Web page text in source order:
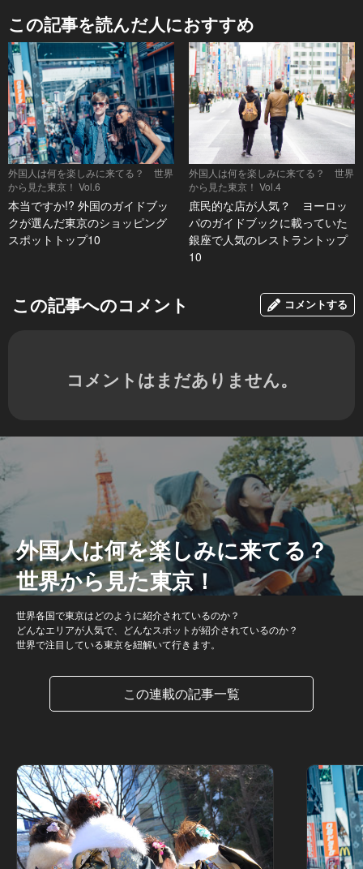
この記事を読んだ人におすすめ
外国人は何を楽しみに来てる？ 世界
から見た東京！ Vol.6
本当ですか!? 外国のガイドブッ
クが選んだ東京のショッピング
スポットトップ10
外国人は何を楽しみに来てる？ 世界
から見た東京！ Vol.4
庶民的な店が人気？ ヨーロッ
パのガイドブックに載っていた
銀座で人気のレストラントップ
10
この記事へのコメント コメントする
コメントはまだありません。
外国人は何を楽しみに来てる？
世界から見た東京！
世界各国で東京はどのように紹介されているのか？
どんなエリアが人気で、どんなスポットが紹介されているのか？
世界で注目している東京を紐解いて行きます。
この連載の記事一覧